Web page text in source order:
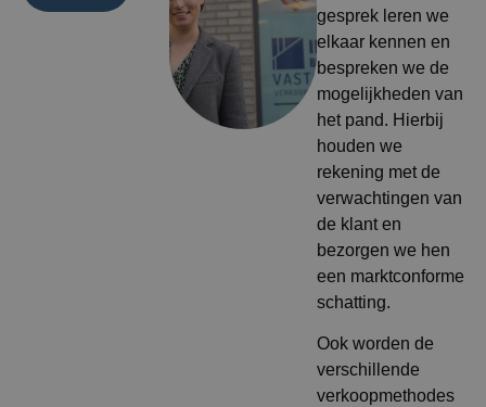
gesprek leren we
elkaar kennen en
bespreken we de
mogelijkheden van
het pand. Hierbij
houden we
rekening met de
verwachtingen van
de klant en
bezorgen we hen
een marktconforme
schatting.
Ook worden de
verschillende
verkoopmethodes